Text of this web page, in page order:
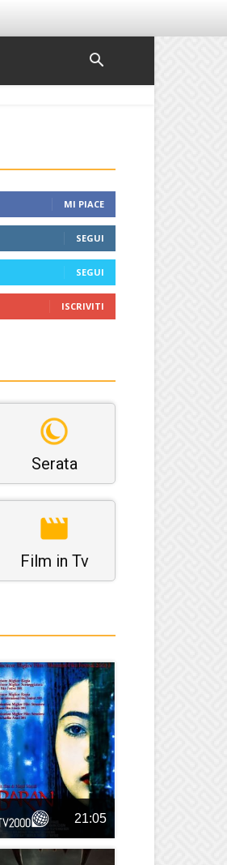
MI PIACE
SEGUI
SEGUI
ISCRIVITI
Serata
Film in Tv
21:05